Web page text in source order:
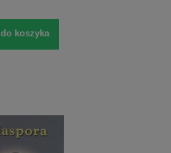
do koszyka